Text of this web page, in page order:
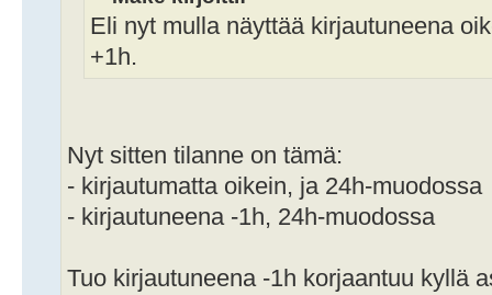
Eli nyt mulla näyttää kirjautuneena
+1h.
Nyt sitten tilanne on tämä:
- kirjautumatta oikein, ja 24h-muodossa
- kirjautuneena -1h, 24h-muodossa
Tuo kirjautuneena -1h korjaantuu kyllä